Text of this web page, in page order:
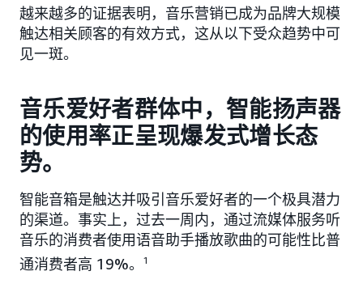
越来越多的证据表明，音乐营销已成为品牌大规模
触达相关顾客的有效方式，这从以下受众趋势中可
见一斑。
音乐爱好者群体中，智能扬声器
的使用率正呈现爆发式增长态
势。
智能音箱是触达并吸引音乐爱好者的一个极具潜力
的渠道。事实上，过去一周内，通过流媒体服务听
音乐的消费者使用语音助手播放歌曲的可能性比普
通消费者高 19%。
1